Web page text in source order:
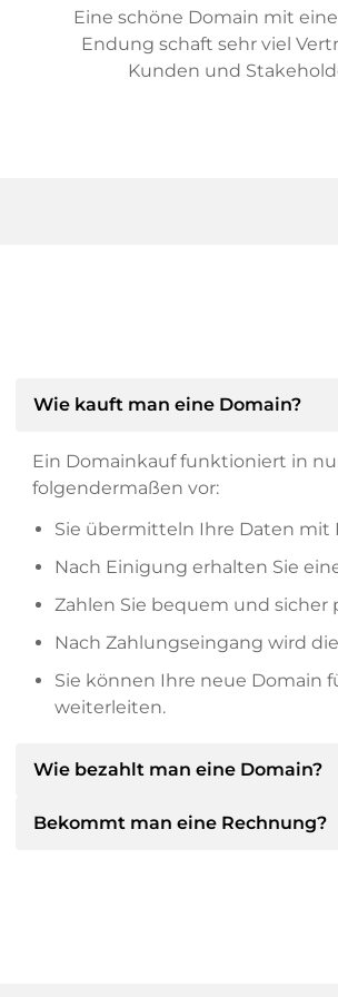
Eine schöne Domain mit
Endung schaft sehr viel
Kunden und
Wie kauft man eine Domain?
Ein Domainkauf funktioniert in
folgendermaßen vor:
Sie übermitteln Ihre Daten mit
Nach Einigung erhalten Sie
Zahlen Sie bequem und sicher
Nach Zahlungseingang wird
Sie können Ihre neue Domain
weiterleiten.
Wie bezahlt man eine Domain?
Nach einer Einigung wird der
Bekommt man eine Rechnung?